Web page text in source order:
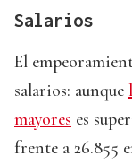
Salarios
El
salarios: aunque
mayores es
frente a 26.855